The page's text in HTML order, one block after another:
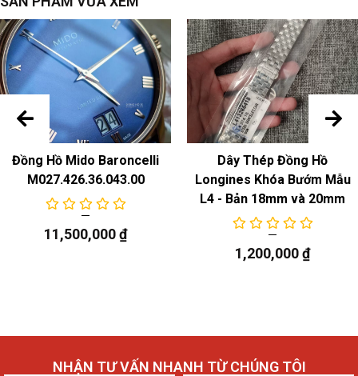
Đồng Hồ Mido Baroncelli
M027.426.36.043.00
11,500,000₫
Dây Thép Đồng Hồ
Longines Khóa Bướm Mẫu
L4 - Bản 18mm và 20mm
1,200,000₫
NHẬN TƯ VẤN NHANH TỪ CHÚNG TÔI